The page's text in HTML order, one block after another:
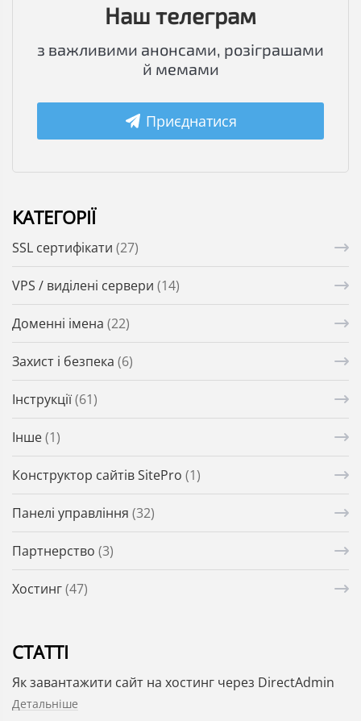
Наш телеграм
з важливими анонсами, розіграшами
й мемами
Приєднатися
КАТЕГОРІЇ
SSL сертифікати (27)
VPS / виділені сервери (14)
Доменні імена (22)
Захист і безпека (6)
Інструкції(61)
Інше(1)
Конструктор сайтів SitePro (1)
Панелі управління (32)
Партнерство (3)
Хостинг(47)
СТАТТІ
Як завантажити сайт на хостинг через DirectAdmin
Детальніше